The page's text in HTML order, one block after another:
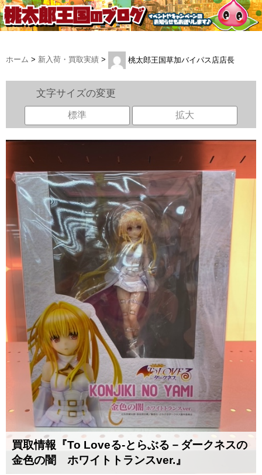
ホーム > 新入荷・買取実績 > 桃太郎王国草加バイパス店店長
文字サイズの変更
標準 拡大
買取情報『To ​Loveる-とらぶる－ダークネスの
金色の闇 ホワイトトランスver.』